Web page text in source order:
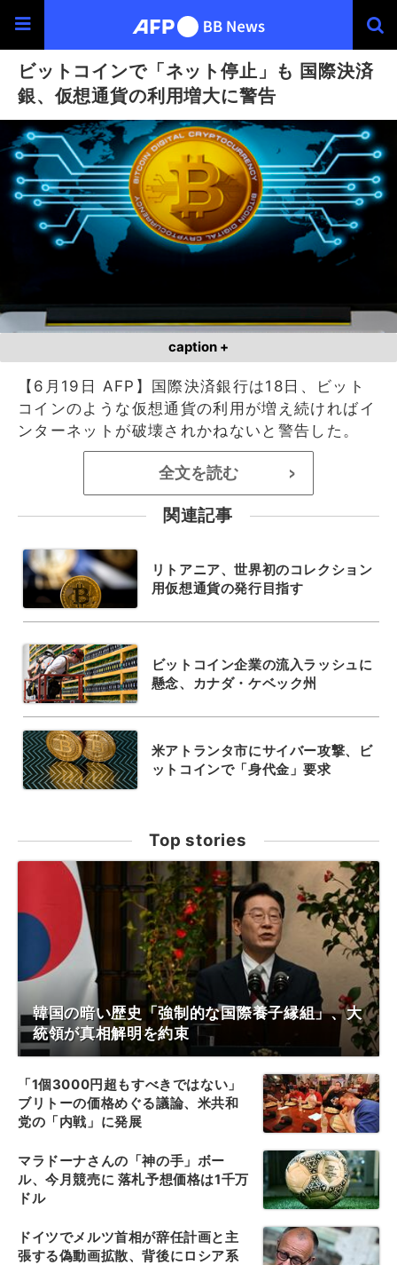
ビットコインで「ネット停止」も 国際決済
銀、仮想通貨の利用増大に警告
caption +
【6月19日 AFP】国際決済銀行は18日、ビット
コインのような仮想通貨の利用が増え続ければイ
ンターネットが破壊されかねないと警告した。
全文を読む >
関連記事
リトアニア、世界初のコレクション
用仮想通貨の発行目指す
ビットコイン企業の流入ラッシュに
懸念、カナダ・ケベック州
米アトランタ市にサイバー攻撃、ビ
ットコインで「身代金」要求
Top stories
韓国の暗い歴史「強制的な国際養子縁組」、大
統領が真相解明を約束
「1個3000円超もすべきではない」
ブリトーの価格めぐる議論、米共和
党の「内戦」に発展
マラドーナさんの「神の手」ボー
ル、今月競売に 落札予想価格は1千万
ドル
ドイツでメルツ首相が辞任計画と主
張する偽動画拡散、背後にロシア系